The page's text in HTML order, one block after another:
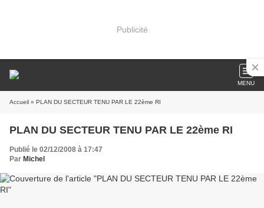
Publicité
MENU
Accueil » PLAN DU SECTEUR TENU PAR LE 22ème RI
PLAN DU SECTEUR TENU PAR LE 22ème RI
Publié le 02/12/2008 à 17:47
Par Michel